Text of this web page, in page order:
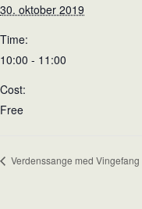
30. oktober 2019
Time:
10:00 - 11:00
Cost:
Free
Verdenssange med Vingefang